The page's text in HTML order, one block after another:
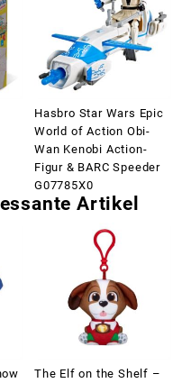
Hasbro Star Wars Epic
World of Action Obi-
Wan Kenobi Action-
Figur & BARC Speeder
G07785X0
Artikel
The Elf on the Shelf –